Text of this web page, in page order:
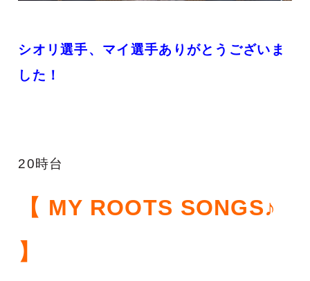
シオリ選手、マイ選手ありがとうございま
した！
20時台
【 MY ROOTS SONGS♪
】